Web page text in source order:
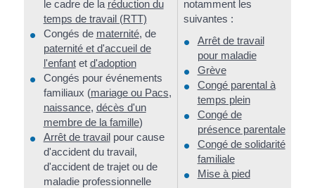
le cadre de la réduction du
temps de travail (RTT)
Congés de maternité, de
paternité et d'accueil de
l'enfantet d'adoption
Congés pour événements
familiaux (mariage ou Pacs,
naissance, décès d'un
membre de la famille)
Arrêt de travailpour cause
d'accident du travail,
d'accident de trajet ou de
maladie professionnelle
notamment les
suivantes :
Arrêt de travail
pour maladie
Grève
Congé parental à
temps plein
Congé de
présence parentale
Congé de solidarité
familiale
Mise à pied